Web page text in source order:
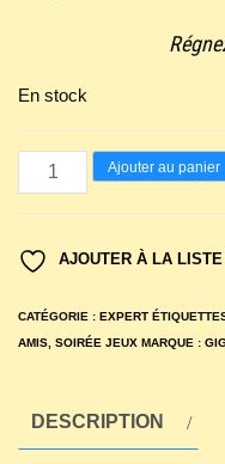
En stock
quantité
de
Ajouter au panier
AJOUTER À LA LISTE
CATÉGORIE : EXPERT
AMIS SOIRÉE JEUX MARQUE :
DESCRIPTION